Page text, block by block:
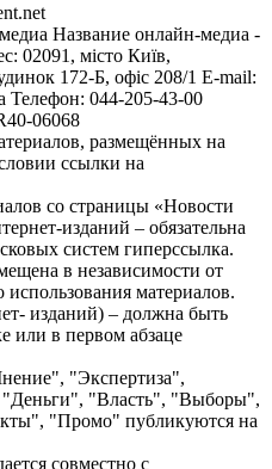
Название онлайн-медиа -
02091, місто Київ,
172-Б, офіс 208/1 E-mail:
Телефон: 044-205-43-00
06068
размещённых на
ссылки на
со страницы «Новости
изданий – обязательна
систем гиперссылка.
в независимости от
материалов.
изданий) – должна быть
или в первом абзаце
"Экспертиза",
"Власть", "Выборы",
"Промо" публикуются на
совместно с